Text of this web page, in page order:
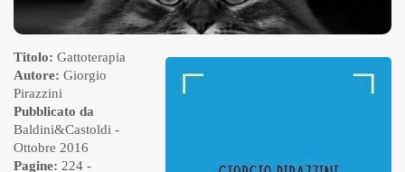
Titolo: Gattoterapia
Autore: Giorgio
Pirazzini
Pubblicato da
Baldini&Castoldi -
Ottobre 2016
Pagine: 224 -